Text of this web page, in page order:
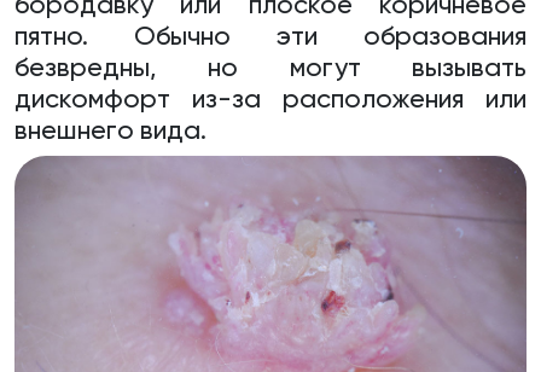
пятно. Обычно эти образования
безвредны, но могут вызывать
дискомфорт из-за расположения или
внешнего вида.